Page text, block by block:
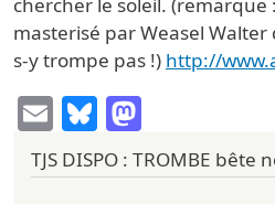
chercher le soleil. (remarque
masterisé par Weasel Walter
s-y trompe pas !) http://
EmailBluesky
TJS DISPO : TROMBE bête